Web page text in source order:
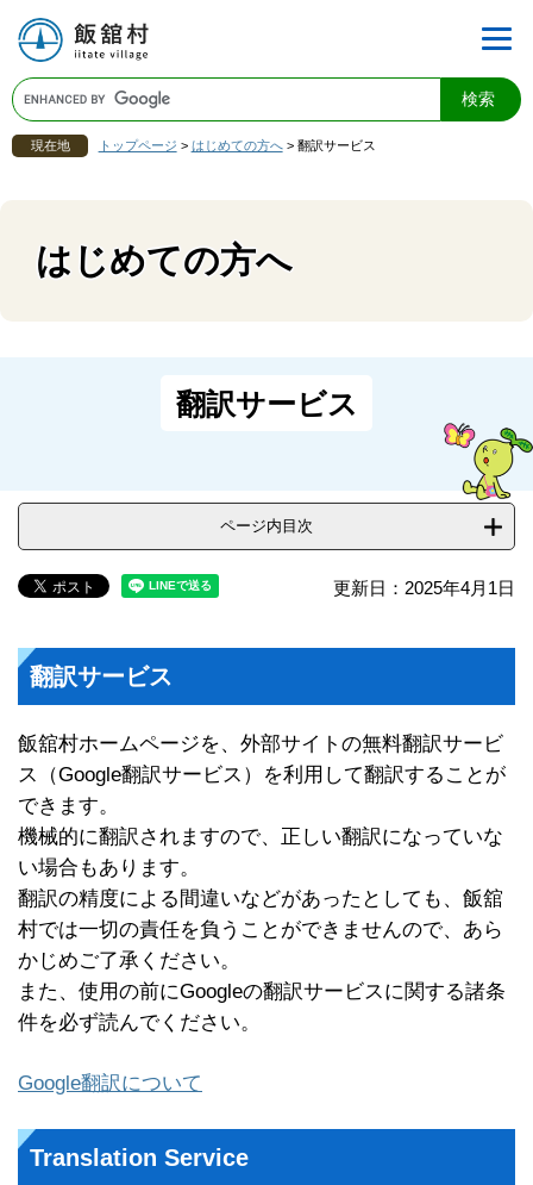
現在地 トップページ > はじめての方へ > 翻訳サービス
はじめての方へ
翻訳サービス
ページ内目次
更新日：2025年4月1日
翻訳サービス
飯舘村ホームページを、外部サイトの無料翻訳サービ
ス（Google翻訳サービス）を利用して翻訳することが
できます。
機械的に翻訳されますので、正しい翻訳になっていな
い場合もあります。
翻訳の精度による間違いなどがあったとしても、飯舘
村では一切の責任を負うことができませんので、あら
かじめご了承ください。
また、使用の前にGoogleの翻訳サービスに関する諸条
件を必ず読んでください。
Google翻訳について
Translation Service